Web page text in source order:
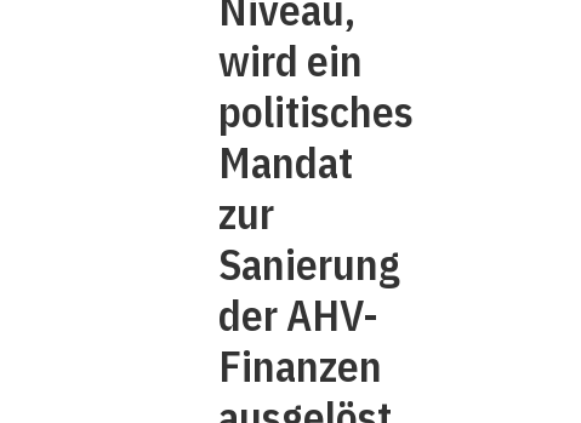
wird ein
politisches
Mandat
zur
Sanierung
der AHV-
Finanzen